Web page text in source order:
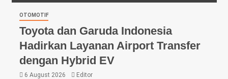
OTOMOTIF
Toyota dan Garuda Indonesia
Hadirkan Layanan Airport Transfer
dengan Hybrid EV
6 August 2026 Editor